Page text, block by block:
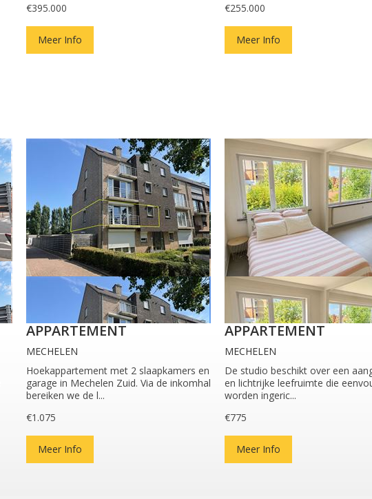
€395.000
Meer Info
€255.000
Meer Info
APPARTEMENT
MECHELEN
Hoekappartement met 2 slaapkamers en
garage in Mechelen Zuid. Via de inkomhal
bereiken we de l...
€1.075
Meer Info
APPARTEMENT
MECHELEN
De studio beschikt over een
en lichtrijke leefruimte die
worden ingeric...
€775
Meer Info